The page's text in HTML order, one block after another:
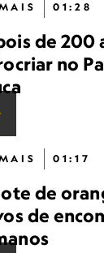
01:28
de 200
no
01:17
de
de